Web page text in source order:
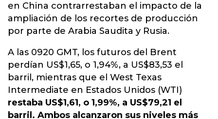
en China contrarrestaban el impacto de la
ampliación de los recortes de producción
por parte de Arabia Saudita y Rusia.
A las 0920 GMT, los futuros del Brent
perdían US$1,65, o 1,94%, a US$83,53 el
barril, mientras que el West Texas
Intermediate en Estados Unidos (WTI)
restaba US$1,61, o 1,99%, a US$79,21 el
barril. Ambos alcanzaron sus niveles más